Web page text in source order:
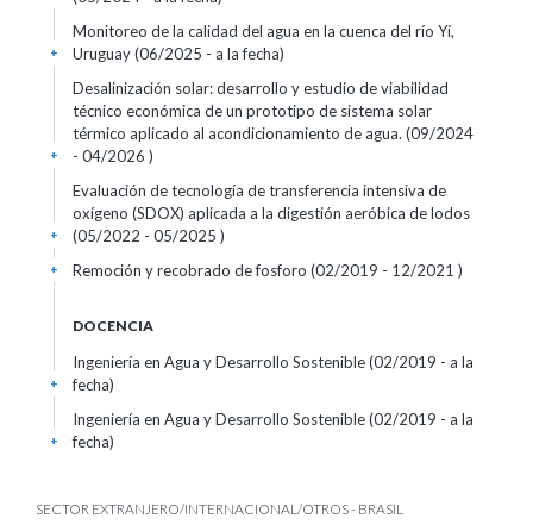
Monitoreo de la calidad del agua en la cuenca del río Yí,
Uruguay (06/2025 - a la fecha)
+
Desalinización solar: desarrollo y estudio de viabilidad
técnico económica de un prototipo de sistema solar
térmico aplicado al acondicionamiento de agua. (09/2024
- 04/2026 )
+
Evaluación de tecnología de transferencia intensiva de
oxígeno (SDOX) aplicada a la digestión aeróbica de lodos
(05/2022 - 05/2025 )
+
Remoción y recobrado de fosforo (02/2019 - 12/2021 )
+
DOCENCIA
Ingeniería en Agua y Desarrollo Sostenible (02/2019 - a la
fecha)
+
Ingeniería en Agua y Desarrollo Sostenible (02/2019 - a la
fecha)
+
SECTOR EXTRANJERO/INTERNACIONAL/OTROS - BRASIL